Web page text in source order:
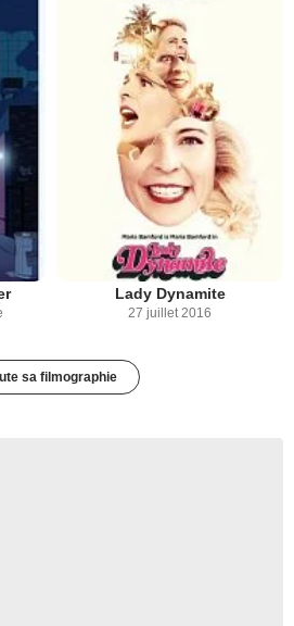
Lady Dynamite
27 juillet 2016
sa filmographie